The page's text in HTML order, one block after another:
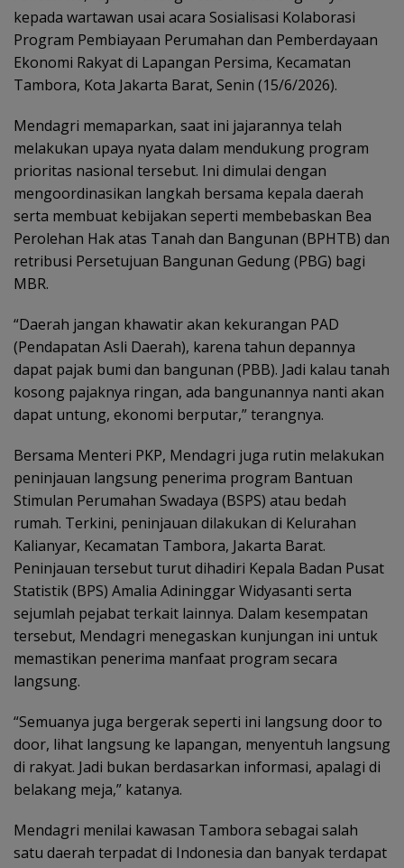
kepada wartawan usai acara Sosialisasi Kolaborasi
Program Pembiayaan Perumahan dan Pemberdayaan
Ekonomi Rakyat di Lapangan Persima, Kecamatan
Tambora, Kota Jakarta Barat, Senin (15/6/2026).
Mendagri memaparkan, saat ini jajarannya telah
melakukan upaya nyata dalam mendukung program
prioritas nasional tersebut. Ini dimulai dengan
mengoordinasikan langkah bersama kepala daerah
serta membuat kebijakan seperti membebaskan Bea
Perolehan Hak atas Tanah dan Bangunan (BPHTB) dan
retribusi Persetujuan Bangunan Gedung (PBG) bagi
MBR.
“Daerah jangan khawatir akan kekurangan PAD
(Pendapatan Asli Daerah), karena tahun depannya
dapat pajak bumi dan bangunan (PBB). Jadi kalau tanah
kosong pajaknya ringan, ada bangunannya nanti akan
dapat untung, ekonomi berputar,” terangnya.
Bersama Menteri PKP, Mendagri juga rutin melakukan
peninjauan langsung penerima program Bantuan
Stimulan Perumahan Swadaya (BSPS) atau bedah
rumah. Terkini, peninjauan dilakukan di Kelurahan
Kalianyar, Kecamatan Tambora, Jakarta Barat.
Peninjauan tersebut turut dihadiri Kepala Badan Pusat
Statistik (BPS) Amalia Adininggar Widyasanti serta
sejumlah pejabat terkait lainnya. Dalam kesempatan
tersebut, Mendagri menegaskan kunjungan ini untuk
memastikan penerima manfaat program secara
langsung.
“Semuanya juga bergerak seperti ini langsung door to
door, lihat langsung ke lapangan, menyentuh langsung
di rakyat. Jadi bukan berdasarkan informasi, apalagi di
belakang meja,” katanya.
Mendagri menilai kawasan Tambora sebagai salah
satu daerah terpadat di Indonesia dan banyak terdapat